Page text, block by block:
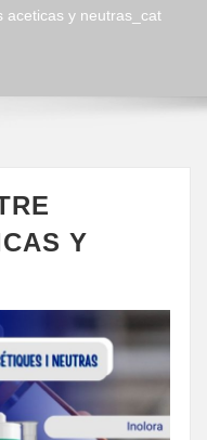
aceticas y neutras_cat
Y